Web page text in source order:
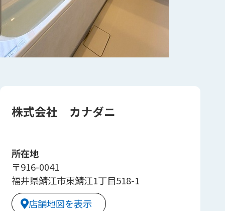
株式会社 カナダニ
所在地
〒916-0041
福井県鯖江市東鯖江1丁目518-1
店舗地図を表示